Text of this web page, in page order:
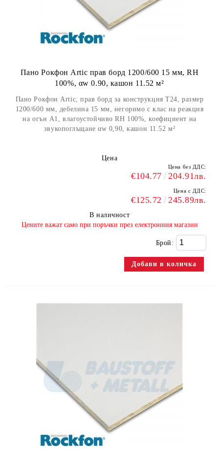
Пано Рокфон Artic прав борд 1200/600 15 мм, RH
100%, αw 0.90, кашон 11.52 м²
Пано Рокфон Artic, прав борд за конструкция Т24, размер
1200/600 мм, дебелина 15 мм, негоримо с клас на реакция
на огън А1, влагоустойчиво RH 100%, коефициент на
звукопоглъщане αw 0,90, кашон 11.52 м²
Цена
Цена без ДДС:
€104.77 204.91лв.
Цена с ДДС:
€125.72 245.89лв.
В наличност
​Цените важат само при поръчки през електронния магазин
Брой: